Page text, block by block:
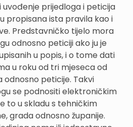
uvođenje prijedloga i peticija
propisana ista pravila kao i
Predstavničko tijelo mora
odnosno peticiji ako ju je
u popis, i o tome dati
u roku od tri mjeseca od
peticije. Takvi
se podnositi elektroničkim
to u skladu s tehničkim
grada odnosno županije.